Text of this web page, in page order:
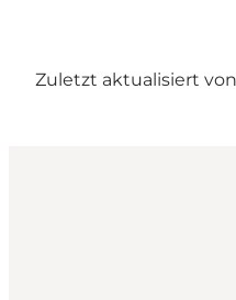
Zuletzt aktualisiert